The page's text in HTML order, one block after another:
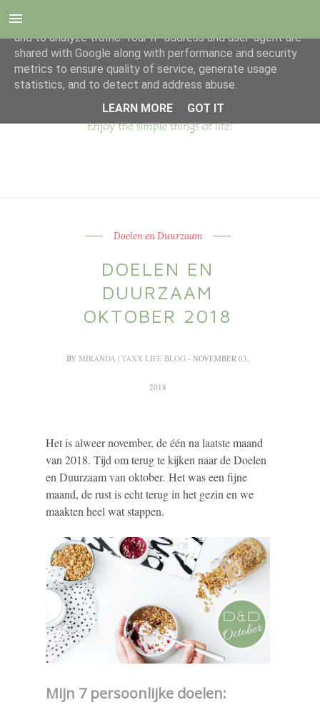
Doelen en Duurzaam
DOELEN EN
DUURZAAM
OKTOBER 2018
BY MIRANDA | TAXX LIFE BLOG - NOVEMBER 03,
2018
Het is alweer november, de één na laatste maand
van 2018. Tijd om terug te kijken naar de Doelen
en Duurzaam van oktober. Het was een fijne
maand, de rust is echt terug in het gezin en we
maakten heel wat stappen.
Mijn 7 persoonlijke doelen:
This site uses cookies from Google to deliver its services
and to analyze traffic. Your IP address and user-agent are
shared with Google along with performance and security
metrics to ensure quality of service, generate usage
statistics, and to detect and address abuse.
LEARN MORE
GOT IT